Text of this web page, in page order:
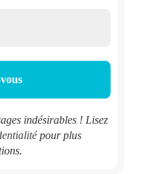
indésirables ! Lisez
pour plus